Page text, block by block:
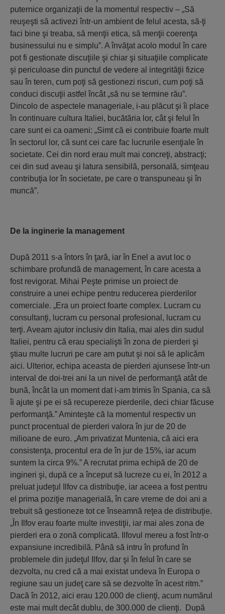
puternice organizaţii de la momentul respectiv – „Să
reuşeşti să activezi într-un ambient de felul acesta, să-ţi
faci bine şi treaba, să menţii etica, să menţii coerenţa
businessului nu e simplu”. A învăţat acolo modul în care
pot fi gestionate discuţiile şi chiar şi situaţiile complicate
şi periculoase din punctul de vedere al integrităţii fizice
sau în teren, cum poţi să gestionezi riscuri, cum poţi să
conduci discuţii astfel încât „să nu se termine rău”.
Dincolo de aspectele manageriale, i-au plăcut şi îi place
în continuare cultura Italiei, bucătăria lor, cât şi felul în
care sunt ei ca oameni: „Simt că ei contribuie foarte mult
în sectorul lor, că sunt cei care fac lucrurile esenţiale în
societate. Cei din nord erau mult mai concreţi, abstracţi;
cei din sud aveau şi latura sensibilă, personală, simţeau
contribuţia lor în societate, pe care o transpuneau şi în
muncă”.
De la inginerie la management
După 2011 s-a întors în ţară, iar în Enel a avut loc o
schimbare profundă de management, în care acesta a
fost revigorat. Mihai Peşte primise un proiect de
construire a unei echipe pentru reducerea pierderilor
comerciale. „Era un proiect foarte complex. Lucram cu
consultanţi, lucram cu personal profesional, lucram cu
terţi. Aveam ajutor inclusiv din Italia, mai ales din sudul
Italiei, pentru că erau specialişti în zona de pierderi şi
ştiau multe lucruri pe care am putut şi noi să le aplicăm
aici. Ulterior, echipa aceasta de pierderi ajunsese într-un
interval de doi-trei ani la un nivel de performanţă atât de
bună, încât la un moment dat i-am trimis în Spania, ca să
îi ajute şi pe ei să recupereze pierderile, deci chiar făcuse
performanţă.” Aminteşte că la momentul respectiv un
punct procentual de pierderi valora în jur de 20 de
milioane de euro. „Am privatizat Muntenia, că aici era
consistenţa, procentul era de în jur de 15%, iar acum
suntem la circa 9%.” A recrutat prima echipă de 20 de
ingineri şi, după ce a început să lucreze cu ei, în 2012 a
preluat judeţul Ilfov ca distribuţie, iar aceea a fost pentru
el prima poziţie managerială, în care vreme de doi ani a
trebuit să gestioneze tot ce înseamnă reţea de distribuţie.
„În Ilfov erau foarte multe investiţii, iar mai ales zona de
pierderi era o zonă complicată. Ilfovul mereu a fost într-o
expansiune incredibilă. Până să intru în profund în
problemele din judeţul Ilfov, dar şi în felul în care se
dezvolta, nu cred că a mai existat undeva în Europa o
regiune sau un judeţ care să se dezvolte în acest ritm.”
Dacă în 2012, aici erau 120.000 de clienţi, acum numărul
este mai mult decât dublu, de 300.000 de clienţi. După